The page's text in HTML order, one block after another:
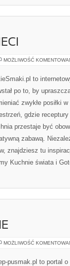
MOŻLIWOŚĆ
to
po to, by
zwykłe posiłki
gdzie
przestaje być
zabawą.
znajdziesz tu
Kuchnie świata i
MOŻLIWOŚĆ
pusmak.pl to portal